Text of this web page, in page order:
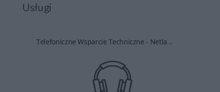
Usługi
Telefoniczne Wsparcie Techniczne - Netla...